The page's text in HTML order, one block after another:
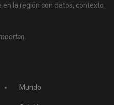
la región con datos, contexto
Mundo